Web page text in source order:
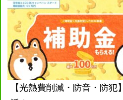
【光熱費削減・防音・防